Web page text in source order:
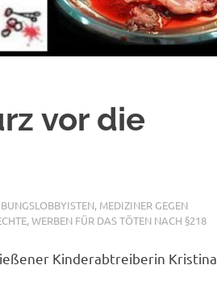
vor die
, MEDIZINER GEGEN
,WERBEN FÜR DAS TÖTEN NACH §218
Kinderabtreiberin Kristina